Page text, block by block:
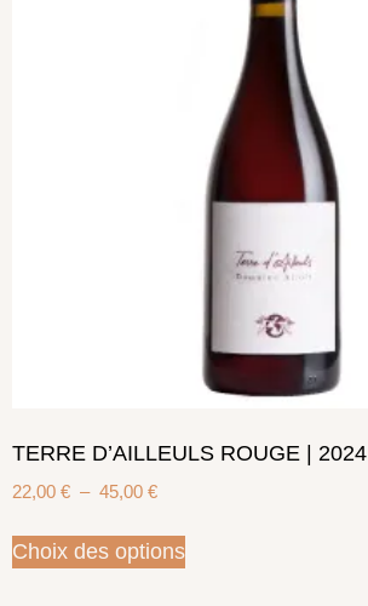
TERRE D’AILLEULS ROUGE | 2024
22,00 € – 45,00 €
Choix des options